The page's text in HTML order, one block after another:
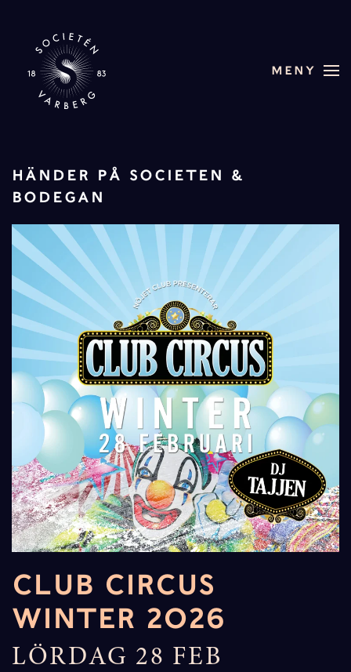
Skip to main content
MENY
HÄNDER PÅ SOCIETEN &
BODEGAN
CLUB CIRCUS
WINTER 2026
LÖRDAG 28 FEB